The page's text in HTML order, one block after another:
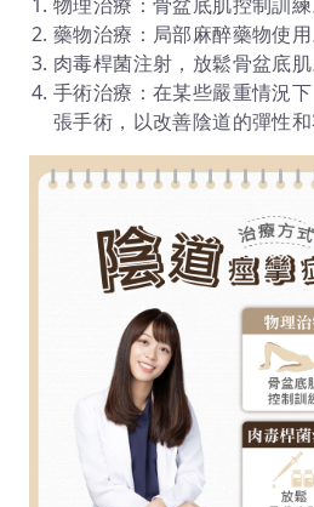
藥物治療：局部麻醉藥物使用
肉毒桿菌注射，放鬆骨盆底肌
手術治療：在某些嚴重情況
張手術，以改善陰道的彈性和